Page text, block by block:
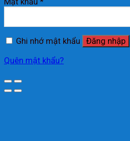
Ghi nhớ mật khẩu Đăng nhập
Quên mật khẩu?